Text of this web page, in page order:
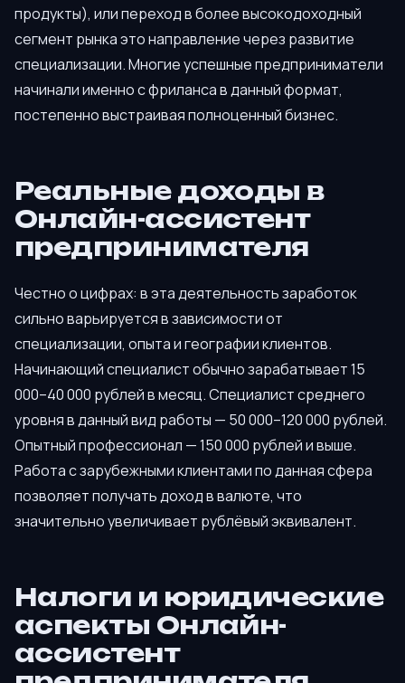
продукты), или переход в более высокодоходный
сегмент рынка это направление через развитие
специализации. Многие успешные предприниматели
начинали именно с фриланса в данный формат,
постепенно выстраивая полноценный бизнес.
Реальные доходы в
Онлайн-ассистент
предпринимателя
Честно о цифрах: в эта деятельность заработок
сильно варьируется в зависимости от
специализации, опыта и географии клиентов.
Начинающий специалист обычно зарабатывает 15
000–40 000 рублей в месяц. Специалист среднего
уровня в данный вид работы — 50 000–120 000 рублей.
Опытный профессионал — 150 000 рублей и выше.
Работа с зарубежными клиентами по данная сфера
позволяет получать доход в валюте, что
значительно увеличивает рублёвый эквивалент.
Налоги и юридические
аспекты Онлайн-
ассистент